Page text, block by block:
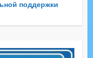
поддержки